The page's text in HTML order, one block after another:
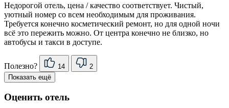
Недорогой отель, цена / качество соответствует. Чистый,
уютный номер со всем необходимым для проживания.
Требуется конечно косметический ремонт, но для одной ночи
всё это пережить можно. От центра конечно не близко, но
автобусы и такси в доступе.
Полезно? 14
2
Показать ещё
Оценить отель